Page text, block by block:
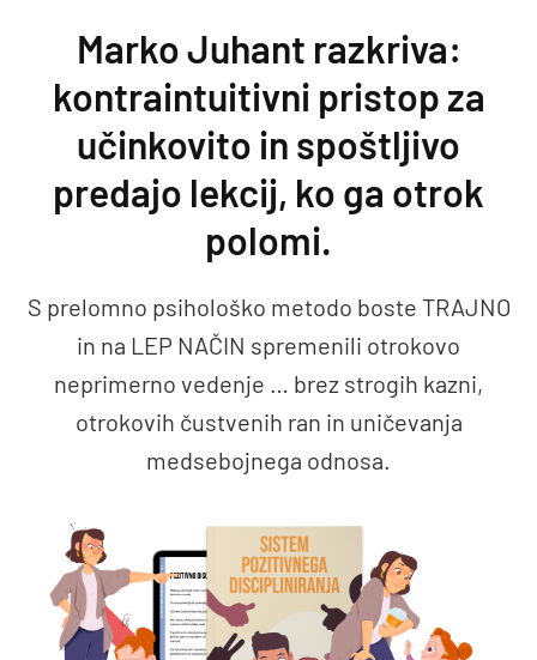
Preskoči na vsebinoMarko Juhant razkriva:
kontraintuitivni pristop za
učinkovito in spoštljivo
predajo lekcij, ko ga otrok
polomi.
S prelomno psihološko metodo boste TRAJNO
in na LEP NAČIN spremenili otrokovo
neprimerno vedenje … brez strogih kazni,
otrokovih čustvenih ran in uničevanja
medsebojnega odnosa.